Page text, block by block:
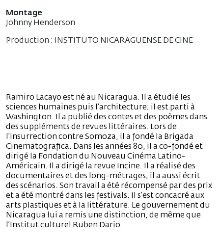
Montage
Johnny Henderson
Production : INSTITUTO NICARAGUENSE DE CINE
Ramiro Lacayo est né au Nicaragua. Il a étudié les
sciences humaines puis l’architecture; il est parti à
Washington. Il a publié des contes et des poèmes dans
des suppléments de revues littéraires. Lors de
l’insurrection contre Somoza, il a fondé la Brigada
Cinematografica. Dans les années 80, il a co-fondé et
dirigé la Fondation du Nouveau Cinéma Latino-
Américain. Il a dirigé la revue Incine. Il a réalisé des
documentaires et des long-métrages; il a aussi écrit
des scénarios. Son travail a été récompensé par des prix
et a été montré dans les festivals. Il s’est concacré aux
arts plastiques et à la littérature. Le gouvernement du
Nicaragua lui a remis une distinction, de même que
l’Institut culturel Ruben Dario.